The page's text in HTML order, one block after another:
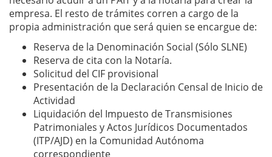
empresa. El resto de trámites corren a cargo de la
propia administración que será quien se encargue de:
Reserva de la Denominación Social (Sólo SLNE)
Reserva de cita con la Notaría.
Solicitud del CIF provisional
Presentación de la Declaración Censal de Inicio de
Actividad
Liquidación del Impuesto de Transmisiones
Patrimoniales y Actos Jurídicos Documentados
(ITP/AJD) en la Comunidad Autónoma
correspondiente